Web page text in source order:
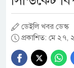
ডেইলি খবর ডেস্ক
প্রকাশিত: মে